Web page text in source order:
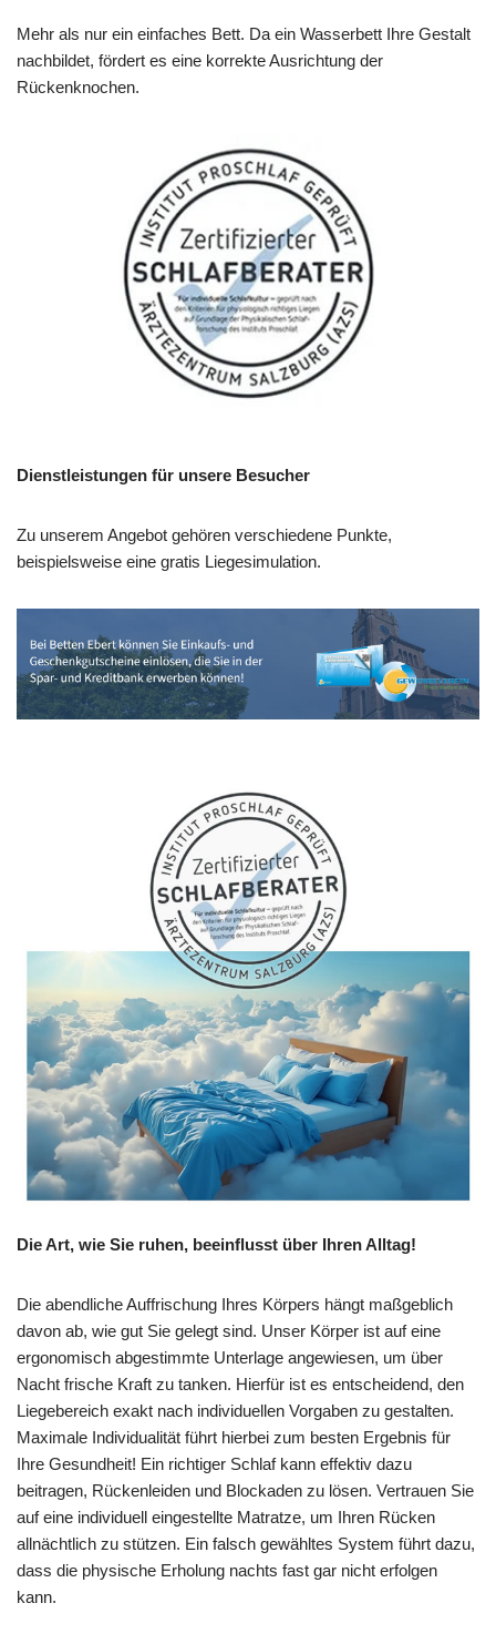
Mehr als nur ein einfaches Bett. Da ein Wasserbett Ihre Gestalt
nachbildet, fördert es eine korrekte Ausrichtung der
Rückenknochen.
Dienstleistungen für unsere Besucher
Zu unserem Angebot gehören verschiedene Punkte,
beispielsweise eine gratis Liegesimulation.
Die Art, wie Sie ruhen, beeinflusst über Ihren Alltag!
Die abendliche Auffrischung Ihres Körpers hängt maßgeblich
davon ab, wie gut Sie gelegt sind. Unser Körper ist auf eine
ergonomisch abgestimmte Unterlage angewiesen, um über
Nacht frische Kraft zu tanken. Hierfür ist es entscheidend, den
Liegebereich exakt nach individuellen Vorgaben zu gestalten.
Maximale Individualität führt hierbei zum besten Ergebnis für
Ihre Gesundheit! Ein richtiger Schlaf kann effektiv dazu
beitragen, Rückenleiden und Blockaden zu lösen. Vertrauen Sie
auf eine individuell eingestellte Matratze, um Ihren Rücken
allnächtlich zu stützen. Ein falsch gewähltes System führt dazu,
dass die physische Erholung nachts fast gar nicht erfolgen
kann.